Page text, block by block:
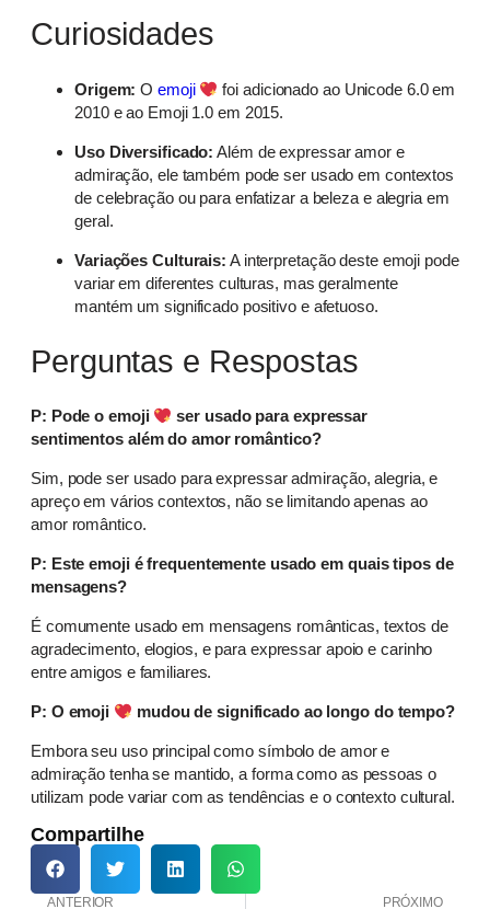
Curiosidades
Origem: Oemoji
foi adicionado ao Unicode 6.0 em
2010 e ao Emoji 1.0 em 2015.
Uso Diversificado: Além de expressar amor e
admiração, ele também pode ser usado em contextos
de celebração ou para enfatizar a beleza e alegria em
geral.
Variações Culturais: A interpretação deste emoji pode
variar em diferentes culturas, mas geralmente
mantém um significado positivo e afetuoso.
Perguntas e Respostas
P: Pode o emoji
ser usado para expressar
sentimentos além do amor romântico?
Sim, pode ser usado para expressar admiração, alegria, e
apreço em vários contextos, não se limitando apenas ao
amor romântico.
P: Este emoji é frequentemente usado em quais tipos de
mensagens?
É comumente usado em mensagens românticas, textos de
agradecimento, elogios, e para expressar apoio e carinho
entre amigos e familiares.
P: O emoji mudou de significado ao longo do tempo?
Embora seu uso principal como símbolo de amor e
admiração tenha se mantido, a forma como as pessoas o
utilizam pode variar com as tendências e o contexto cultural.
Compartilhe
ANTERIOR PRÓXIMO